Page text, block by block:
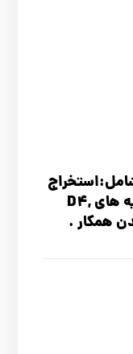
زغال و پیشروی افقی در لایه های D4,